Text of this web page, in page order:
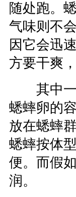
随处跑。
气味则不
因它会迅
方要干爽
其中一
蟋蟀卵的
放在蟋蟀
蟋蟀按体
便。而假
润。